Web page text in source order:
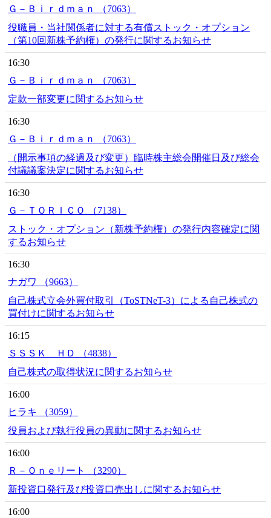
Ｇ－Ｂｉｒｄｍａｎ （7063）
役職員・当社関係者に対する有償ストック・オプション
（第10回新株予約権）の発行に関するお知らせ
16:30
Ｇ－Ｂｉｒｄｍａｎ （7063）
定款一部変更に関するお知らせ
16:30
Ｇ－Ｂｉｒｄｍａｎ （7063）
（開示事項の経過及び変更）臨時株主総会開催日及び総会
付議議案決定に関するお知らせ
16:30
Ｇ－ＴＯＲＩＣＯ （7138）
ストック・オプション（新株予約権）の発行内容確定に関
するお知らせ
16:30
ナガワ （9663）
自己株式立会外買付取引（ToSTNeT-3）による自己株式の
買付けに関するお知らせ
16:15
ＳＳＳＫ ＨＤ （4838）
自己株式の取得状況に関するお知らせ
16:00
ヒラキ （3059）
役員および執行役員の異動に関するお知らせ
16:00
Ｒ－Ｏｎｅリート （3290）
新投資口発行及び投資口売出しに関するお知らせ
16:00